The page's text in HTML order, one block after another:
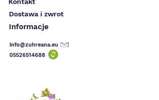
Dostawa i zwrot
Informacje
Info@zuhreana.eu
05526514688